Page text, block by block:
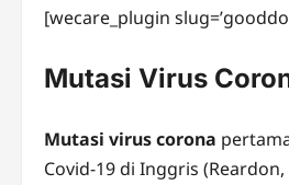
[wecare_plugin
Mutasi Virus
Mutasi virus corona
Covid-19 di Inggris